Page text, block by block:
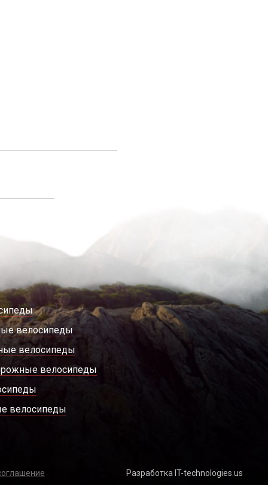
велосипеды
велосипеды
велосипеды
велосипеды
Разработка IT-technologies.us